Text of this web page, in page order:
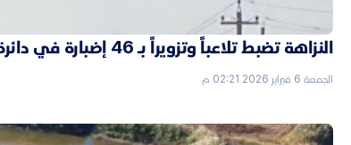
النزاهة تضبط تلاعباً وتزويراً بـ 46 إضبارة في دائرة الحماية الاجتماعية بالأنبار
الجمعة 6 فبراير 2026 02:21 م